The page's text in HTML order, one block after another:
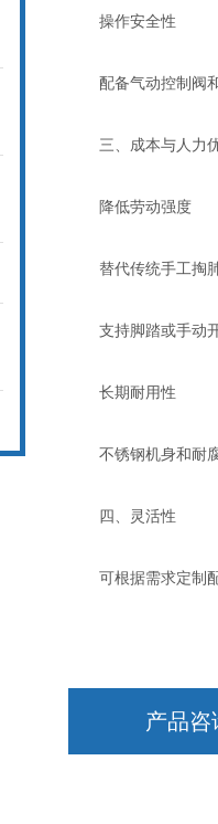
‌操作安全性‌
配备气动控制阀和
三、成本与人力
‌降低劳动强度‌
替代传统手工掏肺
支持脚踏或手动开
‌长期耐用性‌
不锈钢机身和耐腐
四、灵活性
可根据需求定制配
产品咨